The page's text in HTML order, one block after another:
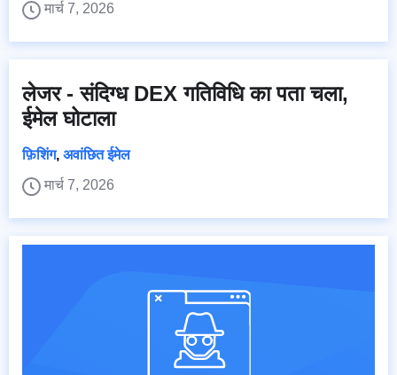
मार्च 7, 2026
लेजर - संदिग्ध DEX गतिविधि का पता चला,
ईमेल घोटाला
फ़िशिंग, अवांछित ईमेल
मार्च 7, 2026